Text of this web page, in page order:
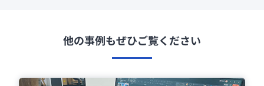
他の事例もぜひご覧ください